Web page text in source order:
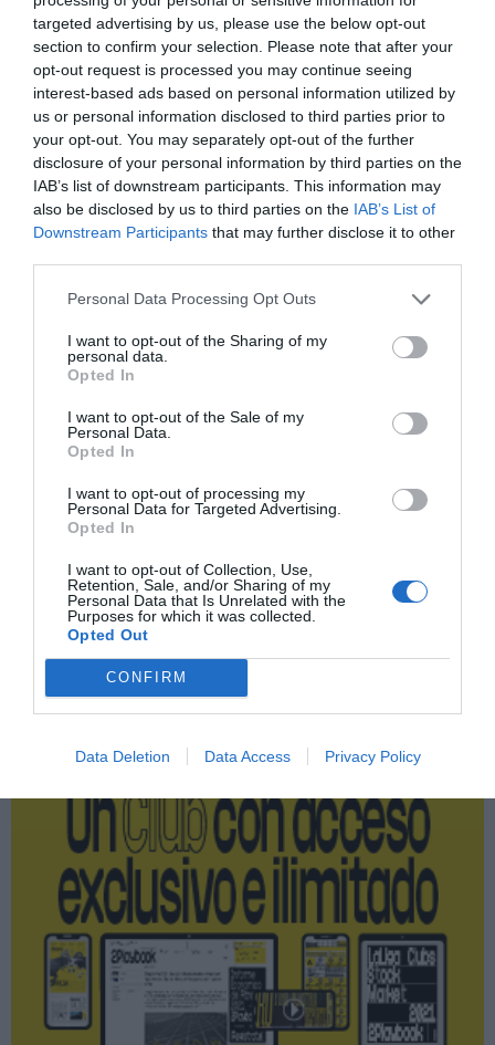
targeted advertising by us, please use the below opt-out
section to confirm your selection. Please note that after your
opt-out request is processed you may continue seeing
interest-based ads based on personal information utilized by
us or personal information disclosed to third parties prior to
your opt-out. You may separately opt-out of the further
disclosure of your personal information by third parties on the
IAB’s list of downstream participants. This information may
also be disclosed by us to third parties on the IAB’s List of
Downstream Participants that may further disclose it to other
Personal Data Processing Opt Outs
I want to opt-out of the Sharing of my
personal data.
Opted In
I want to opt-out of the Sale of my
Personal Data.
Opted In
I want to opt-out of processing my
Personal Data for Targeted Advertising.
Opted In
I want to opt-out of Collection, Use,
Retention, Sale, and/or Sharing of my
Personal Data that Is Unrelated with the
Purposes for which it was collected.
Opted Out
CONFIRM
Data Deletion Data Access Privacy Policy
Índex2P
Uefa
FEB.
La plataforma de datos monitoriza más de 34.000
contratos de patrocinio, de los que 25.000
corresponden al mercado español y más de 8.000 a
propiedades deportivas y competiciones internacionales,
segmentados por competición, tipología de activos,
marcas, categorías de producto y valor económico
aproximado de cada acuerdo. Si quieres más
información, contacta con nosotros
enintelligence@2playbook.com.
Añadir2Playbookcomo fuente preferida de Google
Mantente informado con las últimas noticias de actualidad.
Compartir
Publicidad